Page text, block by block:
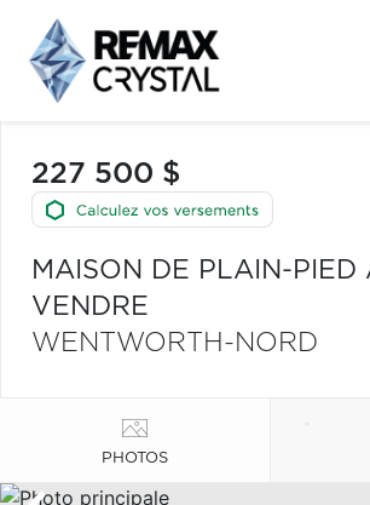
227 500 $
MAISON DE PLAIN-PIED
VENDRE
WENTWORTH-NORD
PHOTOS